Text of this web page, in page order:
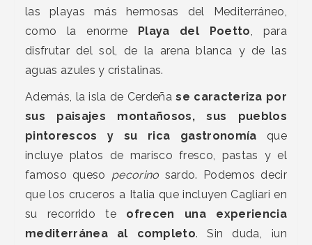
las playas más hermosas del Mediterráneo,
como la enorme Playa del Poetto , para
disfrutar del sol, de la arena blanca y de las
aguas azules y cristalinas.
Además, la isla de Cerdeñase caracteriza por
sus paisajes montañosos, sus pueblos
pintorescos y su rica gastronomíaque
incluye platos de marisco fresco, pastas y el
famoso queso pecorino sardo. Podemos decir
que los cruceros a Italia que incluyen Cagliari en
su recorrido te ofrecen una experiencia
mediterránea al completo. Sin duda, ¡un